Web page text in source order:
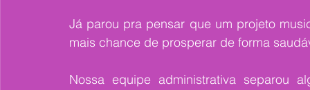
Já parou pra pensar que um projeto
mais chance de prosperar de forma
Nossa equipe administrativa separou